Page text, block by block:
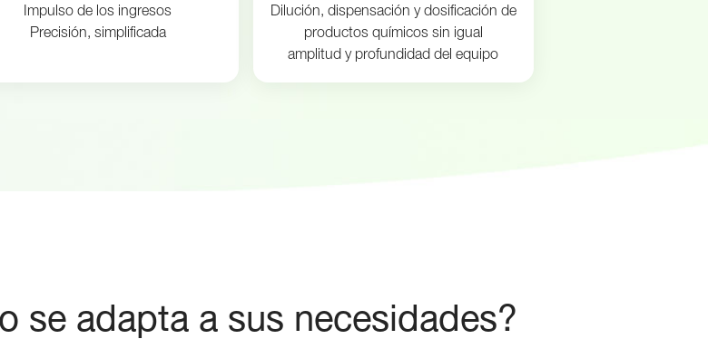
Impulso de los ingresos
Precisión, simplificada
Dilución, dispensación y dosificación de
productos químicos sin igual
amplitud y profundidad del equipo
se adapta a sus necesidades?